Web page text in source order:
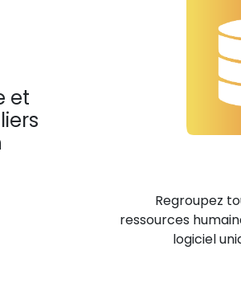
et
Regroupez
ressources
logiciel